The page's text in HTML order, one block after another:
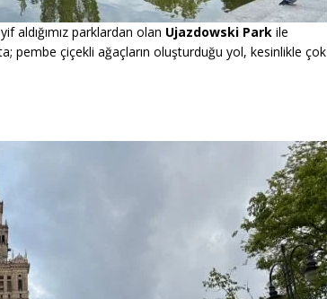
aldığımız parklardan olan Ujazdowski Park ile
pembe çiçekli ağaçların oluşturduğu yol, kesinlikle çok